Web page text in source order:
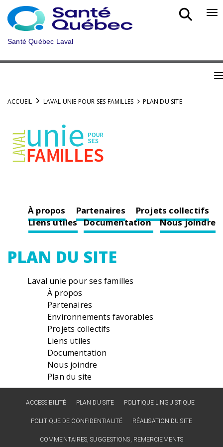
Aller
au
menu
principal
Santé Québec Laval
ACCUEIL LAVAL UNIE POUR SES FAMILLES PLAN DU SITE
À propos Partenaires
Projets collectifs
Liens utiles Documentation Nous joindre
PLAN DU SITE
Laval unie pour ses familles
À propos
Partenaires
Environnements favorables
Projets collectifs
Liens utiles
Documentation
Nous joindre
Plan du site
ACCESSIBILITÉ PLAN DU SITE POLITIQUE LINGUISTIQUE
POLITIQUE DE CONFIDENTIALITÉ RÉALISATION DU SITE
COMMENTAIRES, SUGGESTIONS, REMERCIEMENTS